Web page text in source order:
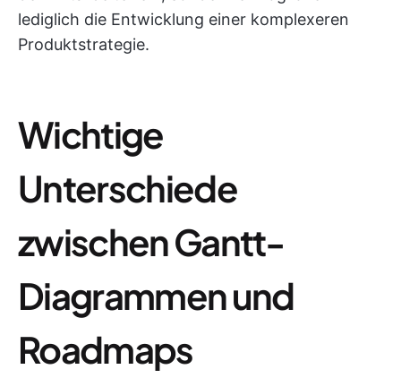
lediglich die Entwicklung einer komplexeren
Produktstrategie.
Wichtige
Unterschiede
zwischen Gantt-
Diagrammen und
Roadmaps